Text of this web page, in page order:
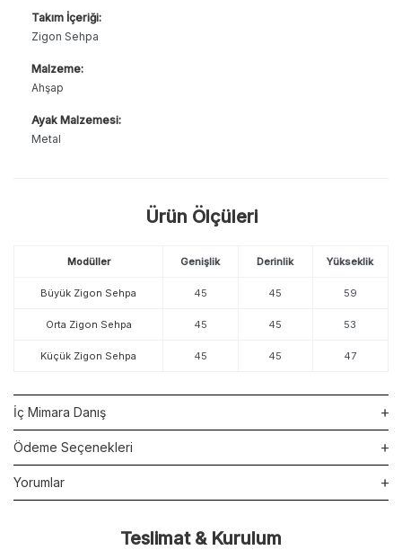
Takım İçeriği:
Zigon Sehpa
Malzeme:
Ahşap
Ayak Malzemesi:
Metal
Ürün Ölçüleri
Modüller Genişlik Derinlik Yükseklik
Büyük Zigon Sehpa 45 45 59
Orta Zigon Sehpa 45 45 53
Küçük Zigon Sehpa 45 45 47
İç Mimara Danış
Ödeme Seçenekleri
Yorumlar
Teslimat & Kurulum